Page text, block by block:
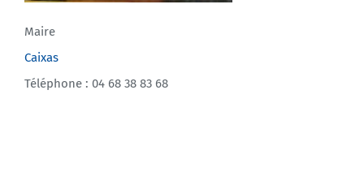
Maire
Caixas
Téléphone : 04 68 38 83 68